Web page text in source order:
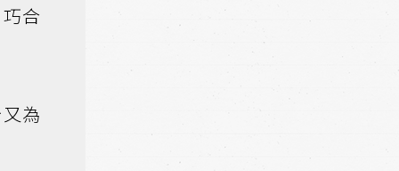
合
為